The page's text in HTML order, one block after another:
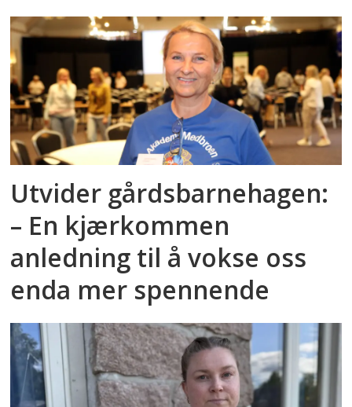
Utvider gårdsbarnehagen:
– En kjærkommen
anledning til å vokse oss
enda mer spennende